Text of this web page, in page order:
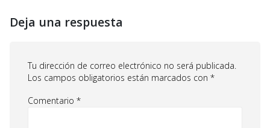
Deja una respuesta
Tu dirección de correo electrónico no será publicada.
Los campos obligatorios están marcados con *
Comentario *